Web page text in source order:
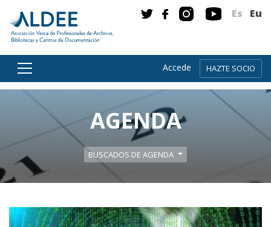
Ir directamente al contenido
Es Eu
Accede HAZTE SOCIO
AGENDA
BUSCADOS DE AGENDA
Leer m�s sobre Curso: 'Diseño y desarrollo de